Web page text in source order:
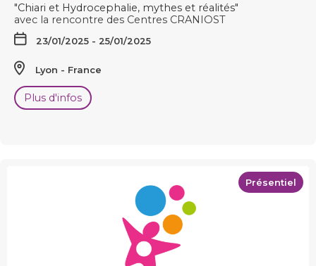
"Chiari et Hydrocephalie, mythes et réalités"
avec la rencontre des Centres CRANIOST
23/01/2025 - 25/01/2025
Lyon France
Plus d'infos
Présentiel